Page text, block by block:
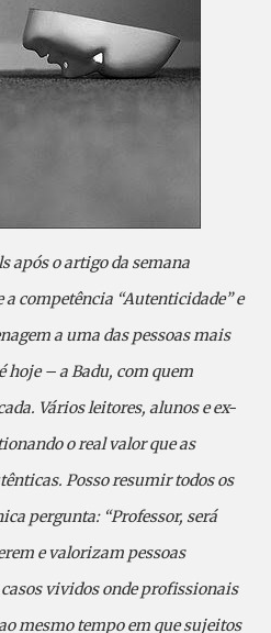
após o artigo da semana
competência “Autenticidade” e
a uma das pessoas mais
hoje – a Badu, com quem
Vários leitores, alunos e ex-
o real valor que as
Posso resumir todos os
pergunta: “Professor, será
e valorizam pessoas
vividos onde profissionais
mesmo tempo em que sujeitos